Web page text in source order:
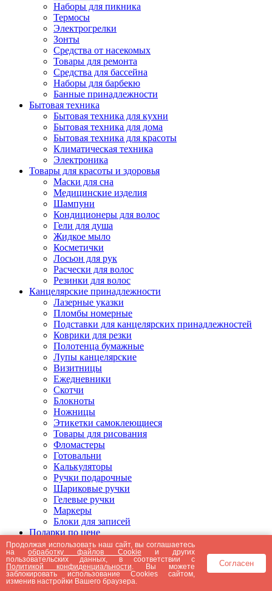
Наборы для пикника
Термосы
Электрогрелки
Зонты
Средства от насекомых
Товары для ремонта
Средства для бассейна
Наборы для барбекю
Банные принадлежности
Бытовая техника
Бытовая техника для кухни
Бытовая техника для дома
Бытовая техника для красоты
Климатическая техника
Электроника
Товары для красоты и здоровья
Маски для сна
Медицинские изделия
Шампуни
Кондиционеры для волос
Гели для душа
Жидкое мыло
Косметички
Лосьон для рук
Расчески для волос
Резинки для волос
Канцелярские принадлежности
Лазерные указки
Пломбы номерные
Подставки для канцелярских принадлежностей
Коврики для резки
Полотенца бумажные
Лупы канцелярские
Визитницы
Ежедневники
Скотчи
Блокноты
Ножницы
Этикетки самоклеющиеся
Товары для рисования
Фломастеры
Готовальни
Калькуляторы
Ручки подарочные
Шариковые ручки
Гелевые ручки
Маркеры
Блоки для записей
Подарки по цене
Подарки от 5000 рублей
Подарки до 5000 рублей
Подарки до 3000 рублей
Подарки до 2000 рублей
Подарки до 1000 рублей
Продолжая использовать наш сайт, вы соглашаетесь
наобработку файлов Cookie и других
пользовательских данных, в соответствии с
Политикой конфиденциальности . Вы можете
заблокировать использование Cookies сайтом,
изменив настройки Вашего браузера.
Согласен